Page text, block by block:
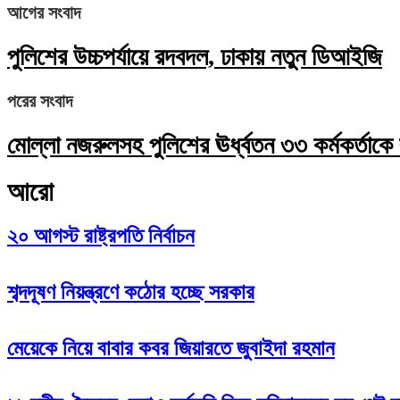
আগের সংবাদ
পুলিশের উচ্চপর্যায়ে রদবদল, ঢাকায় নতুন ডিআইজি
পরের সংবাদ
মোল্লা নজরুলসহ পুলিশের ঊর্ধ্বতন ৩৩
আরো
২০ আগস্ট রাষ্ট্রপতি নির্বাচন
শব্দদূষণ নিয়ন্ত্রণে কঠোর হচ্ছে সরকার
মেয়েকে নিয়ে বাবার কবর জিয়ারতে জুবাইদা রহমান